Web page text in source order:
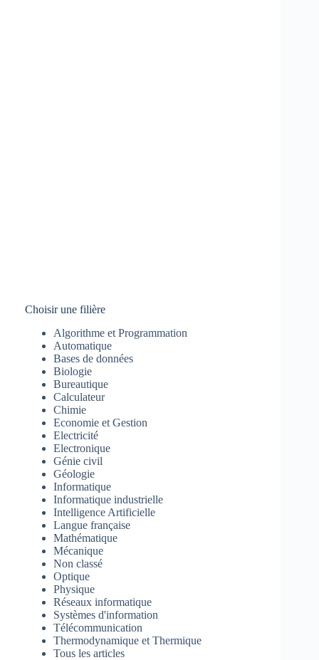
Choisir une filière
Algorithme et Programmation
Automatique
Bases de données
Biologie
Bureautique
Calculateur
Chimie
Economie et Gestion
Electricité
Electronique
Génie civil
Géologie
Informatique
Informatique industrielle
Intelligence Artificielle
Langue française
Mathématique
Mécanique
Non classé
Optique
Physique
Réseaux informatique
Systèmes d'information
Télécommunication
Thermodynamique et Thermique
Tous les articles